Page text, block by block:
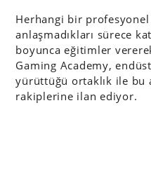
Herhangi bir profesyonel
anlaşmadıkları sürece
boyunca eğitimler
Gaming Academy,
yürüttüğü ortaklık ile bu
rakiplerine ilan ediyor.